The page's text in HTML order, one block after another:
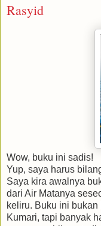
Rasyid
Wow, buku ini sadis!
Yup, saya harus
Saya kira awalnya
dari Air Matanya
keliru. Buku ini
Kumari, tapi banyak